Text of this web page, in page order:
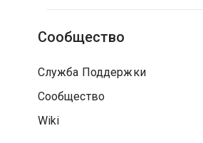
Сообщество
Служба Поддержки
Сообщество
Wiki